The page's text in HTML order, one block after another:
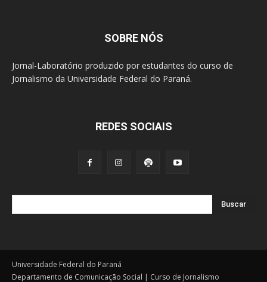
SOBRE NÓS
Jornal-Laboratório produzido por estudantes do curso de
Jornalismo da Universidade Federal do Paraná.
REDES SOCIAIS
Buscar
Universidade Federal do Paraná
Departamento de Comunicação Social | Curso de Jornalismo